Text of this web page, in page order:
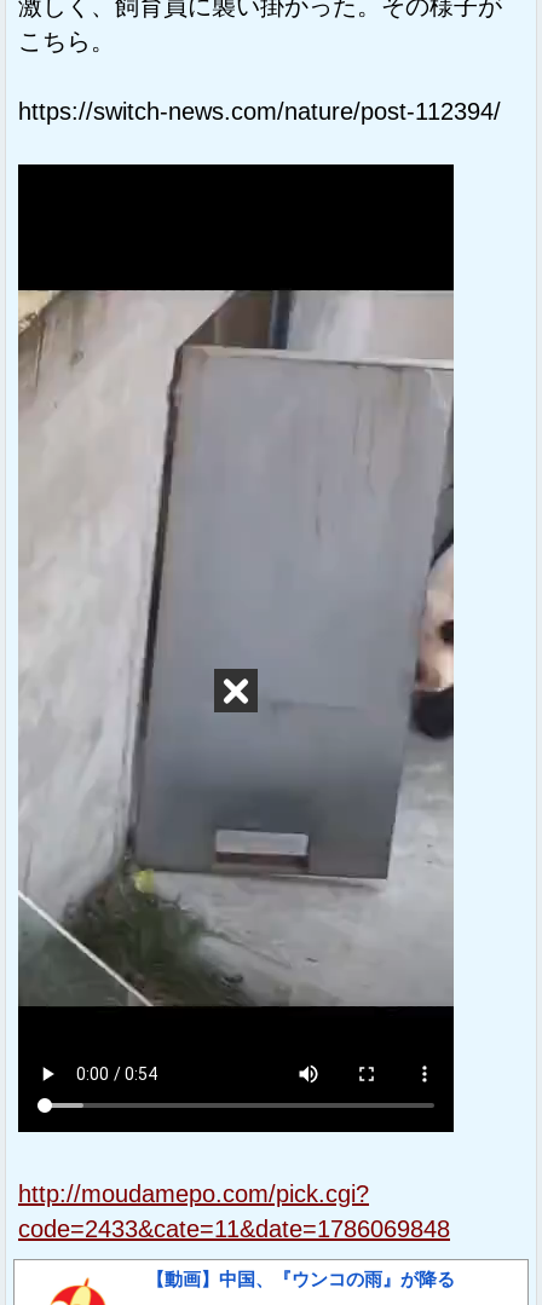
激しく、飼育員に襲い掛かった。その様子が
こちら。
https://switch-news.com/nature/post-112394/
http://moudamepo.com/pick.cgi?
code=2433&cate=11&date=1786069848
【動画】中国、『ウンコの雨』が降る